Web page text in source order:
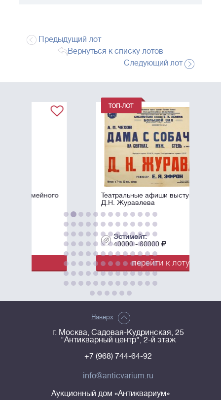
Предыдущий лот
Вернуться к списку лотов
Следующий лот
Театральные афиши выступлений
Д.Н. Журавлева
Эстимейт:
40000 - 60000
перейти к лоту
Наверх
г. Москва, Садовая-Кудринская, 25
"Антикварный центр", 2-й этаж
+7 (968) 744-64-92
info@anticvarium.ru
Аукционный дом «Антиквариум»